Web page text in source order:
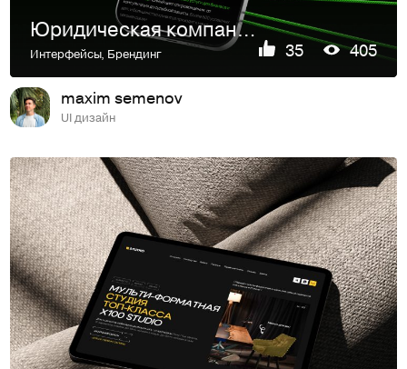
Юридическая компания | Веб-сайт
Интерфейсы, Брендинг 35 405
maxim semenov
UI дизайн